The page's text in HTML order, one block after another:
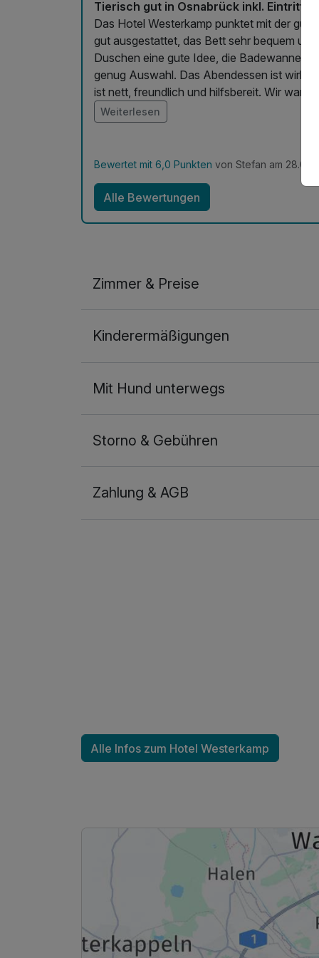
Tierisch gut in Osnabrück inkl. Eintritt
Das Hotel Westerkamp punktet mit der
gut ausgestattet, das Bett sehr bequem
Duschen eine gute Idee, die Badewanne
genug Auswahl. Das Abendessen ist
ist nett, freundlich und hilfsbereit. Wir
Westerkamp.
Weiterlesen
Bewertet mit 6,0 Punkten von Stefan am
Alle Bewertungen
Zimmer & Preise
2 Erwachsene und 2 Kinder
Einzelzimmer
Kinderermäßigungen
Mit Hund unterwegs
Storno & Gebühren
Zahlung & AGB
Alle Infos zum Hotel Westerkamp